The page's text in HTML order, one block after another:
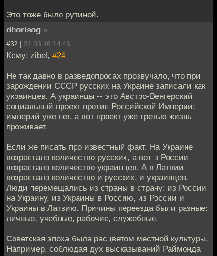
Это тоже было рутиной.
dborisog »
#32 | 31.03.16 14:46
Кому: zibel, #24
Не так давно в разведопросах прозвучало, что при
зарождении СССР русских на Украине записали как
украинцев. А украинцы -- это Австро-Венгерский
социальный проект против Российской Империи;
империй уже нет, а вот проект уже третью жизнь
проживает.
Если же писать про известный факт. На Украине
возрастало количество русских, а вот в России
возрастало количество украинцев. А в Латвии
возрастало количество и русских, и украинцев.
Люди перемещались из страны в страну: из России
на Украину, из Украины в Россию, из России и
Украины в Латвию. Причины переезда были разные:
личные, учебные, рабочие, служебные.
Советская эпоха была расцветом местной культуры.
Например, соблюдая дух высказываний Раймонда